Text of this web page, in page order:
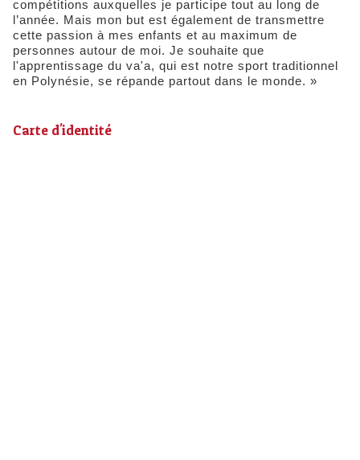
compétitions auxquelles je participe tout au long de
l’année. Mais mon but est également de transmettre
cette passion à mes enfants et au maximum de
personnes autour de moi. Je souhaite que
l'apprentissage du va'a, qui est notre sport traditionnel
en Polynésie, se répande partout dans le monde. »
Carte d'identité